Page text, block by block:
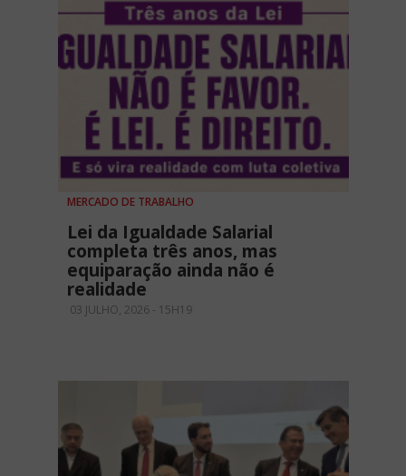
MERCADO DE TRABALHO
Lei da Igualdade Salarial
completa três anos, mas
equiparação ainda não é
realidade
03 JULHO, 2026 - 15H19